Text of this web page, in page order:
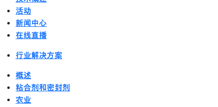
活动
新闻中心
在线直播
行业解决方案
概述
粘合剂和密封剂
农业